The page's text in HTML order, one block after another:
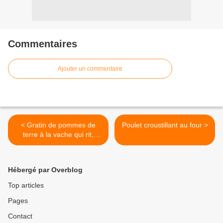
Commentaires
Ajouter un commentaire
< Gratin de pommes de
terre à la vache qui rit,
chèvre et romarin
Poulet croustillant au four >
Hébergé par Overblog
Top articles
Pages
Contact